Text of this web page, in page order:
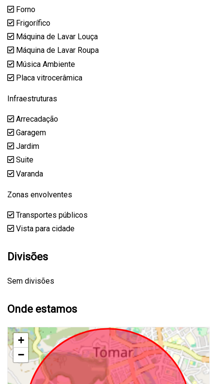
Forno
Frigorífico
Máquina de Lavar Louça
Máquina de Lavar Roupa
Música Ambiente
Placa vitrocerâmica
Infraestruturas
Arrecadação
Garagem
Jardim
Suite
Varanda
Zonas envolventes
Transportes públicos
Vista para cidade
Divisões
Sem divisões
Onde estamos
+
−